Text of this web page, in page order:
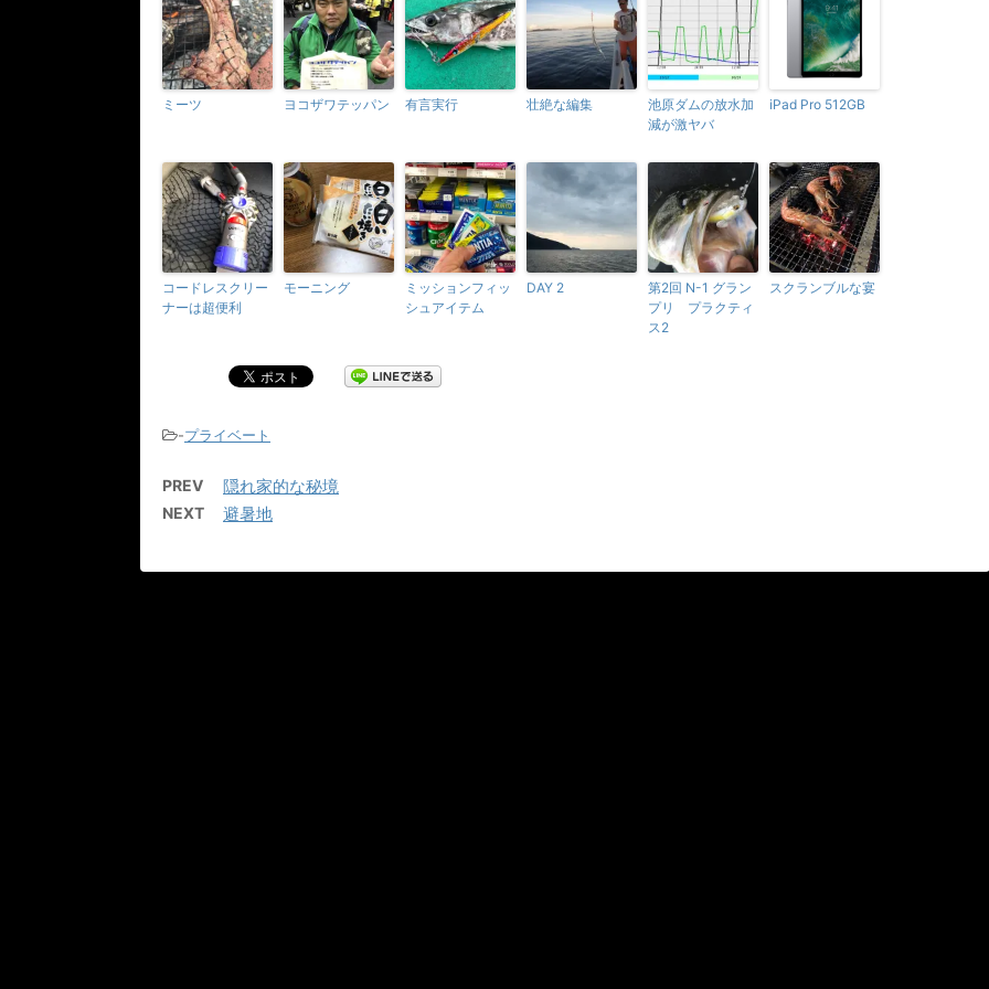
ミーツ ヨコザワテッパン 有言実行 壮絶な編集
池原ダムの放水加
減が激ヤバ
iPad Pro 512GB
コードレスクリー
ナーは超便利
モーニング
ミッションフィッ
シュアイテム
DAY 2
第2回 N-1 グラン
プリ プラクティ
ス2
スクランブルな宴
-プライベート
PREV 隠れ家的な秘境
NEXT 避暑地